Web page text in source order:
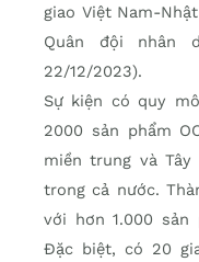
giao Việt Nam-
Quân đội nhân
22/12/2023).
Sự kiện có quy
2000 sản phẩm
miền trung và Tây
trong cả nước.
với hơn 1.000 sản
Đặc biệt, có 20